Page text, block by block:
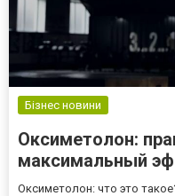
Бізнес новини
Оксиметолон:
максимальный
Оксиметолон: что это